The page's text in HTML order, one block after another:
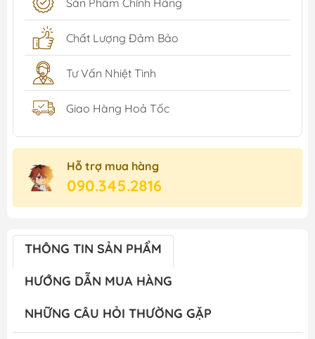
Chất Lượng Đảm Bảo
Tư Vấn Nhiệt Tình
Giao Hàng Hoả Tốc
Hỗ trợ mua hàng
090.345.2816
THÔNG TIN SẢN PHẨM
HƯỚNG DẪN MUA HÀNG
NHỮNG CÂU HỎI THƯỜNG GẶP